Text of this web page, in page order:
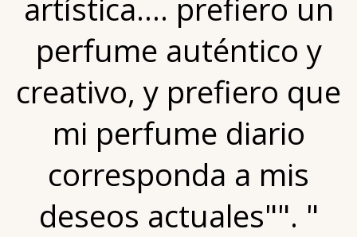
artística.... prefiero un
perfume auténtico y
creativo, y prefiero que
mi perfume diario
corresponda a mis
deseos actuales"". "